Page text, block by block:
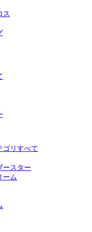
ス
ゴリすべて
ースター
ーム